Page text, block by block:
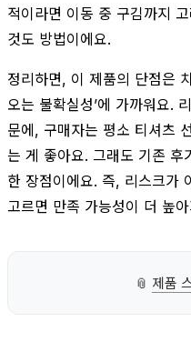
적이라면 이동 중 구김까지
것도 방법이에요.
정리하면, 이 제품의 단점은
오는 불확실성’에 가까워요.
문에, 구매자는 평소 티셔츠
는 게 좋아요. 그래도 기존 후
한 장점이에요. 즉, 리스크가
고르면 만족 가능성이 더 높
📎 제품